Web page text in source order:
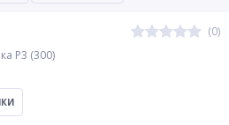
(0)
Р3 (300)